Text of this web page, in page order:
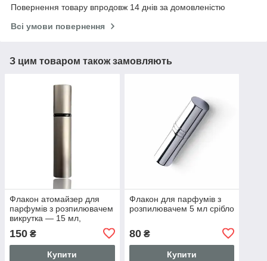
Повернення товару впродовж 14 днів за домовленістю
Всі умови повернення
З цим товаром також замовляють
Флакон атомайзер для
парфумів з розпилювачем
викрутка — 15 мл,
150 ₴
Купити
Флакон для парфумів з
розпилювачем 5 мл срібло
80₴
Купити